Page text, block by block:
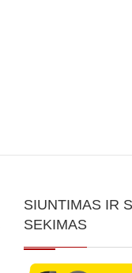
SIUNTIMAS IR
SEKIMAS